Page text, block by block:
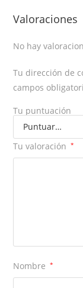
Valoraciones
No hay
Tu dirección de
campos
Tu puntuación
Tu valoración *
Nombre *